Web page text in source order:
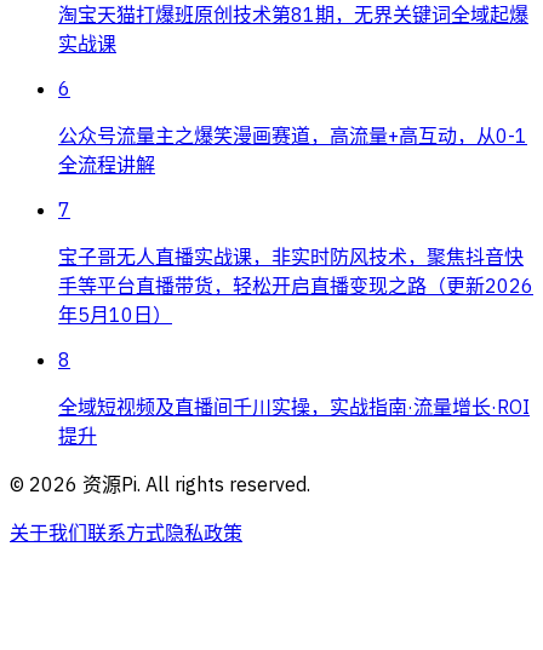
淘宝天猫打爆班原创技术第81期，无界关键词全域起爆
实战课
6
公众号流量主之爆笑漫画赛道，高流量+高互动，从0-1
全流程讲解
7
宝子哥无人直播实战课，非实时防风技术，聚焦抖音快
手等平台直播带货，轻松开启直播变现之路（更新2026
年5月10日）
8
全域短视频及直播间千川实操，实战指南·流量增长·ROI
提升
© 2026 资源Pi. All rights reserved.
关于我们联系方式隐私政策